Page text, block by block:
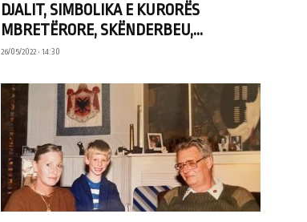
DJALIT, SIMBOLIKA E KURORËS
MBRETËRORE, SKËNDERBEU,...
26/05/2022 • 14:30